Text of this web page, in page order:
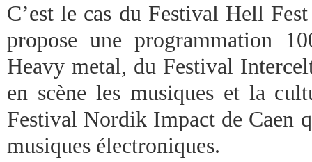
C’est le cas du Festival Hell
propose une programmation
Heavy metal, du Festival
en scène les musiques et la
Festival Nordik Impact de Caen
musiques électroniques.